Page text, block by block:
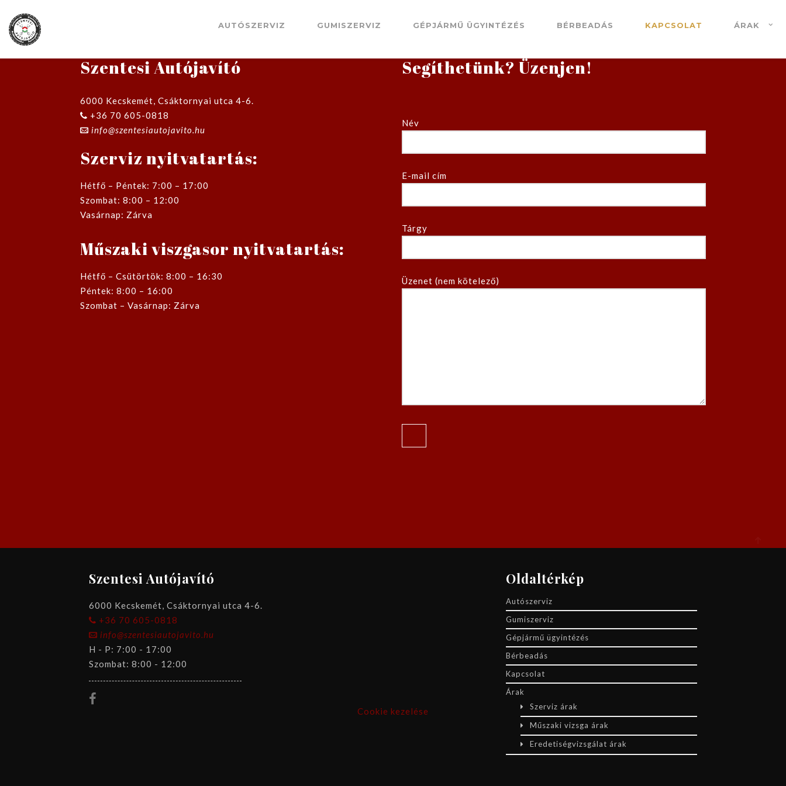
AUTÓSZERVIZ GUMISZERVIZ GÉPJÁRMŰ ÜGYINTÉZÉS BÉRBEADÁS KAPCSOLAT ÁRAK
Szentesi Autójavító
6000 Kecskemét, Csáktornyai utca 4-6.
+36 70 605-0818
info@szentesiautojavito.hu
Szerviz nyitvatartás:
Hétfő – Péntek: 7:00 – 17:00
Szombat: 8:00 – 12:00
Vasárnap: Zárva
Műszaki viszgasor nyitvatartás:
Hétfő – Csütörtök: 8:00 – 16:30
Péntek: 8:00 – 16:00
Szombat – Vasárnap: Zárva
Segíthetünk? Üzenjen!
Név
E-mail cím
Tárgy
Üzenet (nem kötelező)
Szentesi Autójavító
6000 Kecskemét, Csáktornyai utca 4-6.
+36 70 605-0818
info@szentesiautojavito.hu
H - P: 7:00 - 17:00
Szombat: 8:00 - 12:00
Cookie kezelése
Oldaltérkép
Autószerviz
Gumiszerviz
Gépjármű ügyintézés
Bérbeadás
Kapcsolat
Árak
Szerviz árak
Műszaki vizsga árak
Eredetiségvizsgálat árak